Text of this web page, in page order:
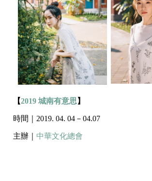
【2019 城南有意思 】
時間｜2019. 04. 04－04.07
主辦｜ 中華文化總會